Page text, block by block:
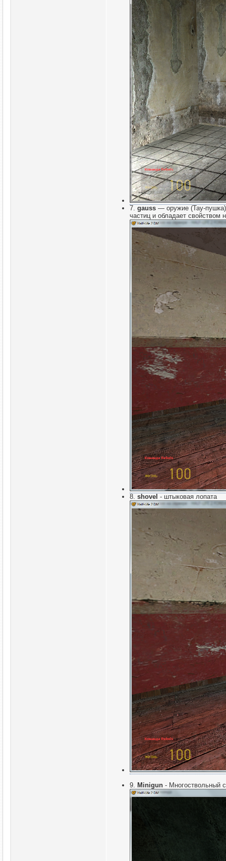
7. gauss — оружие (Тау-
частиц и обладает свойством
8. shovel - штыковая лопата
9. Minigun - Многоствольный